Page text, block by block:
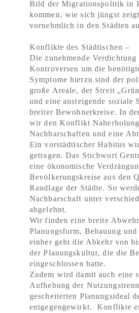
Bild der Migrationspolitik in
kommen, wie sich jüngst
vornehmlich in den Städten
Konflikte des Städtischen –
Die zunehmende
Kontroversen um die
Symptome hierzu sind der
große Areale, der Streit
und eine ansteigende soziale
breiter Bewohnerkreise. In
wir den Konflikt Naherholung
Nachbarschaften und eine
Ein vorstädtischer Habitus
getragen. Das Stichwort
eine ökonomische
Bevölkerungskreise aus den
Randlage der Städte. So
Nachbarschaft unter
abgelehnt.
Wir finden eine breite
Planungsform, Bebauung
einher geht die Abkehr von
der Planungskultur, die die
eingeschlossen hatte.
Zudem wird damit auch eine
Aufhebung der
gescheiterten Planungsideal
entgegengewirkt. Konflikte